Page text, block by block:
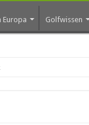
Europa Golfwissen
Golf-Community weiter aus